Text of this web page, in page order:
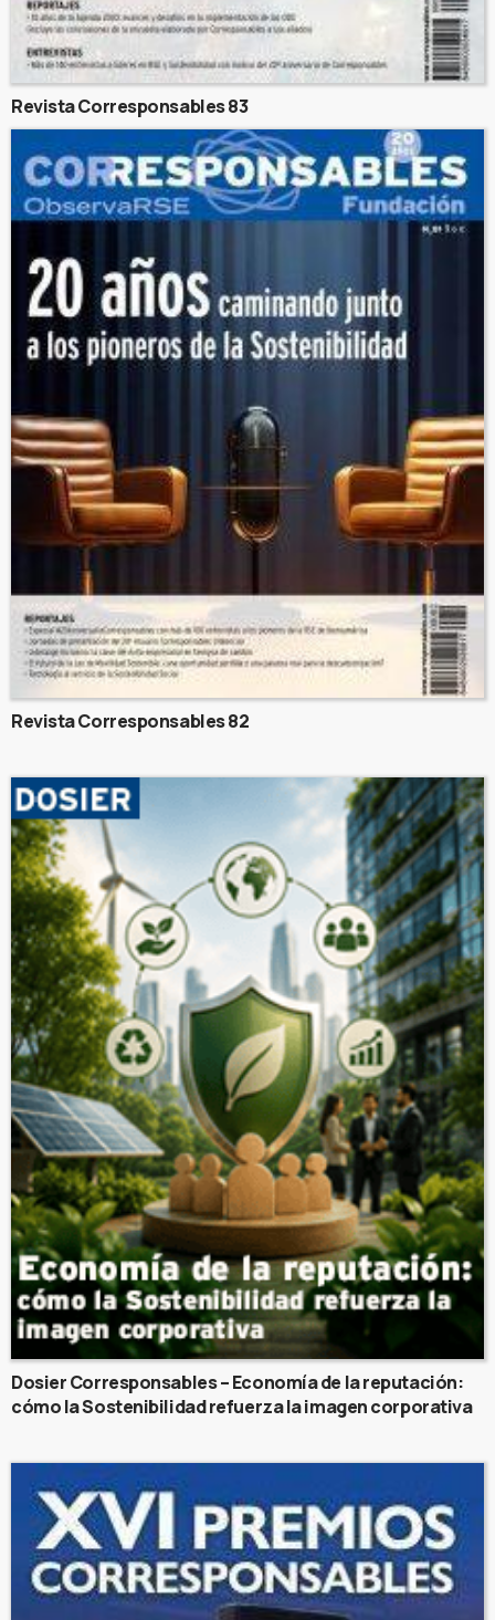
Revista Corresponsables 83
Revista Corresponsables 82
Dosier Corresponsables – Economía de la reputación:
cómo la Sostenibilidad refuerza la imagen corporativa